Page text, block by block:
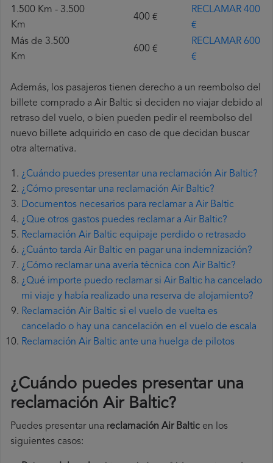
1.500 Km - 3.500
Km
400 €
RECLAMAR 400
€
Más de 3.500
Km
600 €
RECLAMAR 600
€
Además, los pasajeros tienen derecho a un reembolso del
billete comprado a Air Baltic si deciden no viajar debido al
retraso del vuelo, o bien pueden pedir el reembolso del
nuevo billete adquirido en caso de que decidan buscar
otra alternativa.
¿Cuándo puedes presentar una reclamación Air Baltic?
¿Cómo presentar una reclamación Air Baltic?
Documentos necesarios para reclamar a Air Baltic
¿Que otros gastos puedes reclamar a Air Baltic?
Reclamación Air Baltic equipaje perdido o retrasado
¿Cuánto tarda Air Baltic en pagar una indemnización?
¿Cómo reclamar una avería técnica con Air Baltic?
¿Qué importe puedo reclamar si Air Baltic ha cancelado
mi viaje y había realizado una reserva de alojamiento?
Reclamación Air Baltic si el vuelo de vuelta es
cancelado o hay una cancelación en el vuelo de escala
Reclamación Air Baltic ante una huelga de pilotos
¿Cuándo puedes presentar una
reclamación Air Baltic?
Puedes presentar una reclamación Air Baltic en los
siguientes casos: